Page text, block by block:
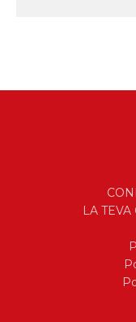
LA